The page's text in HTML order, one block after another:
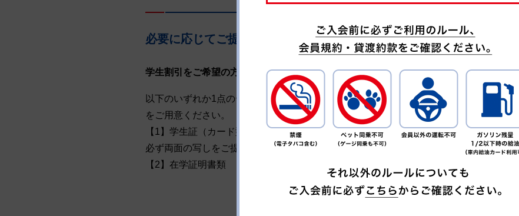
必要に応じてご提出いただくもの
学生割引をご希望の方
以下のいずれか1点のデジタル画像
をご用意ください。
【1】学生証（カード型のものは、
必ず両面の写しをご提出ください）
【2】在学証明書類